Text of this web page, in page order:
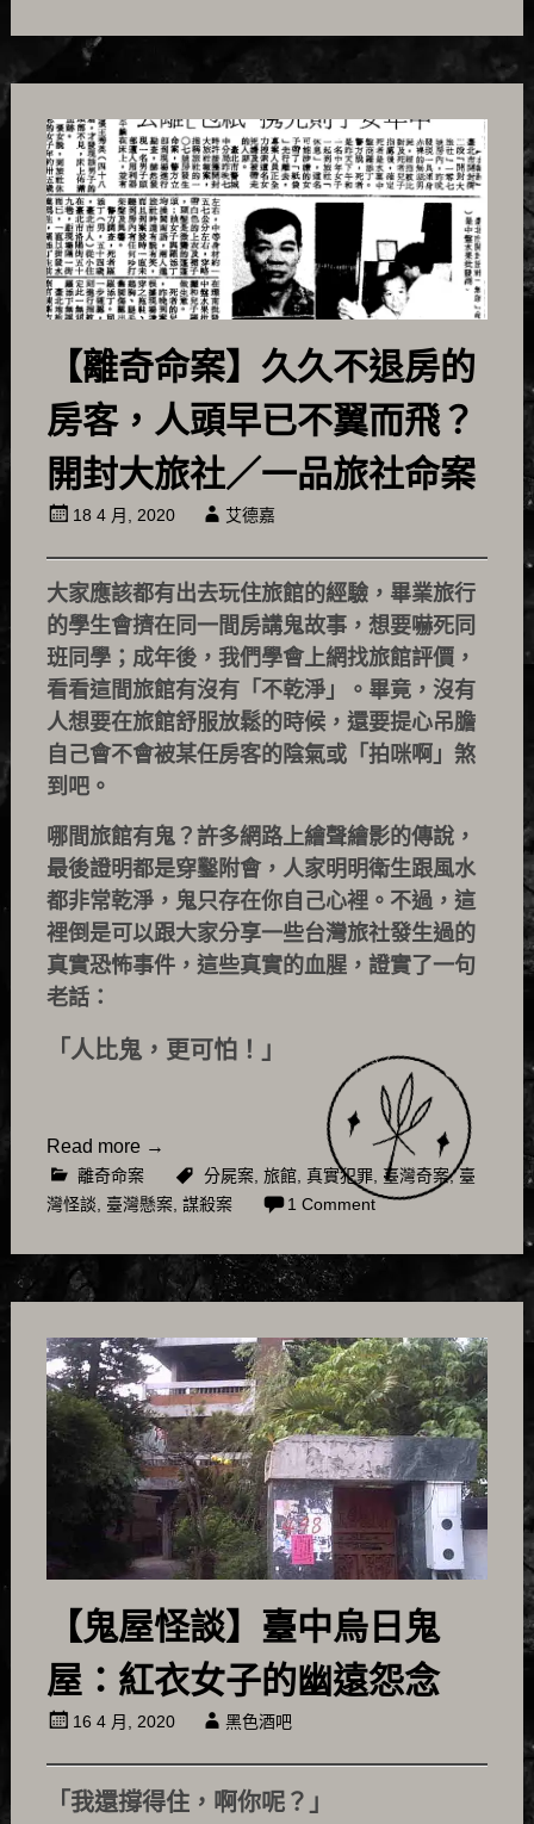
【離奇命案】久久不退房的
房客，人頭早已不翼而飛？
開封大旅社／一品旅社命案
18 4 月, 2020 艾德嘉
大家應該都有出去玩住旅館的經驗，畢業旅行
的學生會擠在同一間房講鬼故事，想要嚇死同
班同學；成年後，我們學會上網找旅館評價，
看看這間旅館有沒有「不乾淨」。畢竟，沒有
人想要在旅館舒服放鬆的時候，還要提心吊膽
自己會不會被某任房客的陰氣或「拍咪啊」煞
到吧。
哪間旅館有鬼？許多網路上繪聲繪影的傳說，
最後證明都是穿鑿附會，人家明明衛生跟風水
都非常乾淨，鬼只存在你自己心裡。不過，這
裡倒是可以跟大家分享一些台灣旅社發生過的
真實恐怖事件，這些真實的血腥，證實了一句
老話：
「人比鬼，更可怕！」
Read more →
離奇命案 分屍案, 旅館, 真實犯罪, 臺灣奇案,臺
灣怪談, 臺灣懸案, 謀殺案 1 Comment
【鬼屋怪談】臺中烏日鬼
屋：紅衣女子的幽遠怨念
16 4 月, 2020 黑色酒吧
「我還撐得住，啊你呢？」